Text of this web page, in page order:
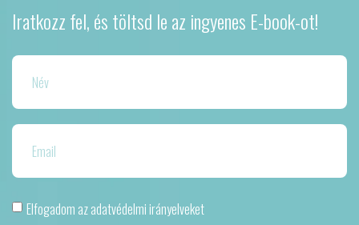
Iratkozz fel, és töltsd le az ingyenes E-book-ot!
Elfogadom az adatvédelmi irányelveket